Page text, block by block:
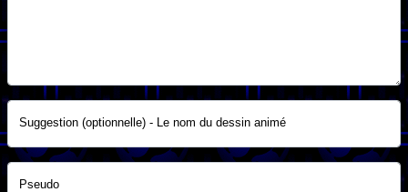
Suggestion (optionnelle) - Le nom du dessin animé
Pseudo